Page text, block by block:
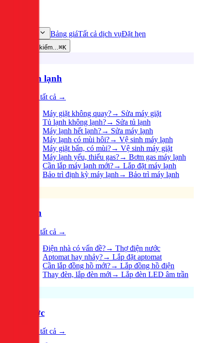
Bảng giáTất cả dịch vụĐặt hẹn
Tìm kiếm...⌘K
Điện lạnh
Xem tất cả →
Máy giặt không quay?→ Sửa máy giặt
Tủ lạnh không lạnh?→ Sửa tủ lạnh
Máy lạnh hết lạnh?→ Sửa máy lạnh
Máy lạnh có mùi hôi?→ Vệ sinh máy lạnh
Máy giặt bẩn, có mùi?→ Vệ sinh máy giặt
Máy lạnh yếu, thiếu gas?→ Bơm gas máy lạnh
Cần lắp máy lạnh mới?→ Lắp đặt máy lạnh
Bảo trì định kỳ máy lạnh→ Bảo trì máy lạnh
Điện
Xem tất cả →
Điện nhà có vấn đề?→ Thợ điện nước
Aptomat hay nhảy?→ Lắp đặt aptomat
Cần lắp đồng hồ mới?→ Lắp đồng hồ điện
Thay đèn, lắp đèn mới → Lắp đèn LED âm trần
Nước
Xem tất cả →